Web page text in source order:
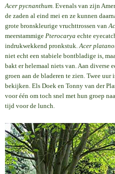
Acer pycnanthum . Evenals van zijn
de zaden al eind mei en ze kunnen
grote bronskleurige vruchttrossen van
meerstammige Pterocarya echte
indrukwekkend pronkstuk. Acer
niet echt een stabiele bontbladige is,
bakt er helemaal niets van. Aan diverse
groen aan de bladeren te zien. Twee
bekijken. Els Doek en Tonny van der
voor één om toch snel met hun groep
tijd voor de lunch.